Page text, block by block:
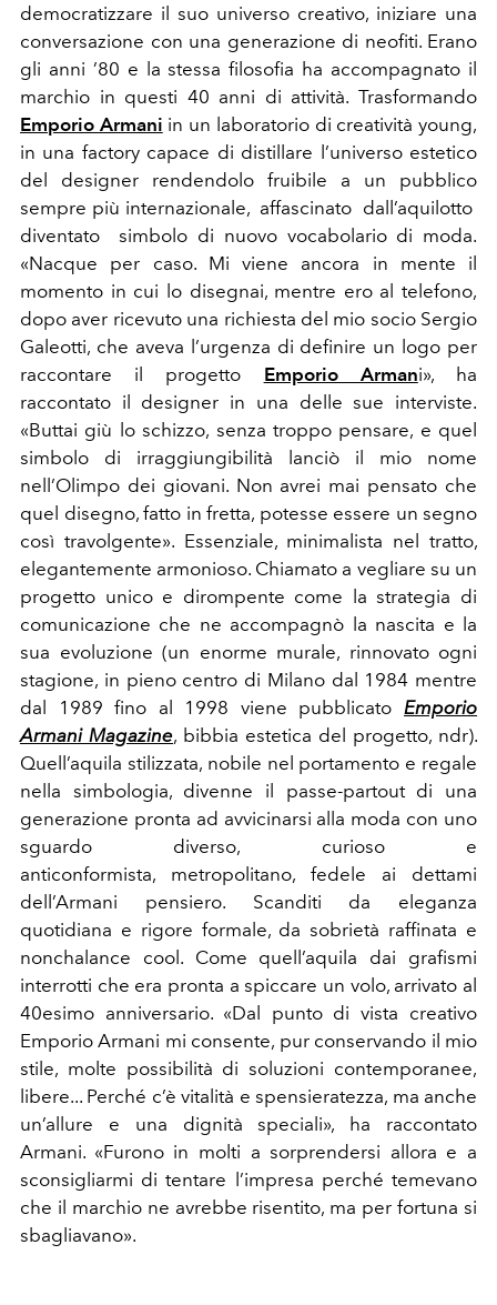
democratizzare il suo universo creativo, iniziare una
conversazione con una generazione di neofiti. Erano
gli anni ’80 e la stessa filosofia ha accompagnato il
marchio in questi 40 anni di attività. Trasformando
Emporio Armani in un laboratorio di creatività young,
in una factory capace di distillare l’universo estetico
del designer rendendolo fruibile a un pubblico
sempre più internazionale, affascinato dall’aquilotto
diventato simbolo di nuovo vocabolario di moda.
«Nacque per caso. Mi viene
ancora in mente
il
momento in cui lo disegnai, mentre ero al telefono,
dopo aver ricevuto una richiesta del mio socio Sergio
Galeotti, che aveva l’urgenza di definire un logo per
raccontare
il progetto Emporio Armani»,
ha
raccontato il designer in una delle sue interviste.
«Buttai giù lo schizzo, senza troppo pensare, e quel
simbolo
di irraggiungibilità lanciò il mio
nome
nell’Olimpo dei giovani. Non avrei mai pensato che
quel disegno, fatto in fretta, potesse essere un segno
così travolgente». Essenziale, minimalista nel tratto,
elegantemente armonioso. Chiamato a vegliare su un
progetto unico e dirompente come la strategia di
comunicazione che ne accompagnò la nascita e la
sua evoluzione (un enorme murale, rinnovato ogni
stagione, in pieno centro di Milano dal 1984 mentre
dal
1989 fino al 1998 viene pubblicato Emporio
Armani Magazine, bibbia estetica del progetto, ndr).
Quell’aquila stilizzata, nobile nel portamento e regale
nella simbologia, divenne il passe-partout di
una
generazione pronta ad avvicinarsi alla moda con uno
sguardo
diverso,
curioso e
anticonformista,
metropolitano, fedele ai dettami
dell’Armani
pensiero. Scanditi da
eleganza
quotidiana e rigore formale, da sobrietà raffinata e
nonchalance
cool. Come quell’aquila dai
grafismi
interrotti che era pronta a spiccare un volo, arrivato al
40esimo anniversario. «Dal punto di vista creativo
Emporio Armani mi consente, pur conservando il mio
stile, molte possibilità di soluzioni contemporanee,
libere... Perché c’è vitalità e spensieratezza, ma anche
un’allure e una
dignità speciali», ha
raccontato
Armani. «Furono in molti a sorprendersi allora e a
sconsigliarmi di tentare l’impresa perché temevano
che il marchio ne avrebbe risentito, ma per fortuna si
sbagliavano».